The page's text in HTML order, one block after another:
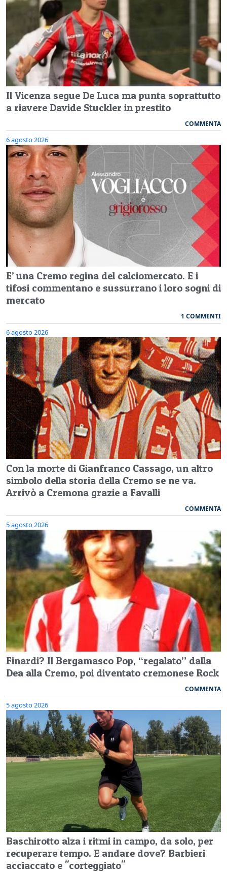
Il Vicenza segue De Luca ma punta soprattutto
a riavere Davide Stuckler in prestito
COMMENTA
6 agosto 2026
E’ una Cremo regina del calciomercato. E i
tifosi commentano e sussurrano i loro sogni di
mercato
1 COMMENTI
6 agosto 2026
Con la morte di Gianfranco Cassago, un altro
simbolo della storia della Cremo se ne va.
Arrivò a Cremona grazie a Favalli
COMMENTA
5 agosto 2026
Finardi? Il Bergamasco Pop, “regalato” dalla
Dea alla Cremo, poi diventato cremonese Rock
COMMENTA
5 agosto 2026
Baschirotto alza i ritmi in campo, da solo, per
recuperare tempo. E andare dove? Barbieri
acciaccato e "corteggiato"